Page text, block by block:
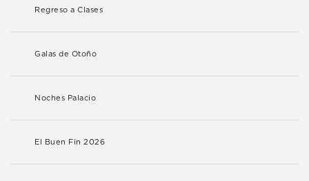
Regreso a Clases
Galas de Otoño
Noches Palacio
El Buen Fin 2026